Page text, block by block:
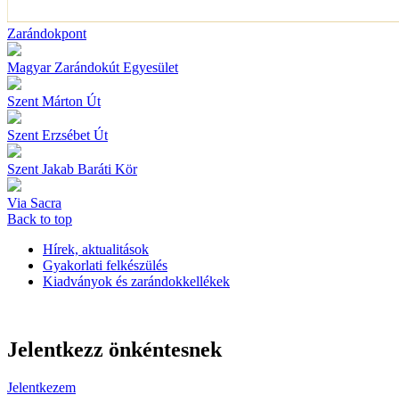
Zarándokpont
Magyar Zarándokút Egyesület
Szent Márton Út
Szent Erzsébet Út
Szent Jakab Baráti Kör
Via Sacra
Back to top
Hírek, aktualitások
Gyakorlati felkészülés
Kiadványok és zarándokkellékek
Jelentkezz önkéntesnek
Jelentkezem